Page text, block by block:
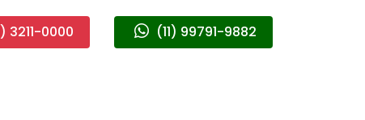
3211-0000 (11) 99791-9882